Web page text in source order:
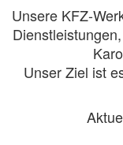
Unsere KFZ-
Unser Ziel ist